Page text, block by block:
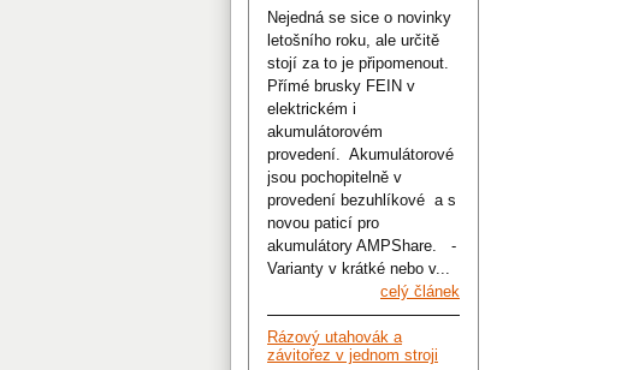
Nejedná se sice o novinky
letošního roku, ale určitě
stojí za to je připomenout.
Přímé brusky FEIN v
elektrickém i
akumulátorovém
provedení. Akumulátorové
jsou pochopitelně v
provedení bezuhlíkové a s
novou paticí pro
akumulátory AMPShare. -
Varianty v krátké nebo v...
celý článek
Rázový utahovák a
závitořez v jednom stroji